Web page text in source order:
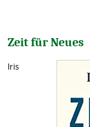
Zeit für Neues
Iris